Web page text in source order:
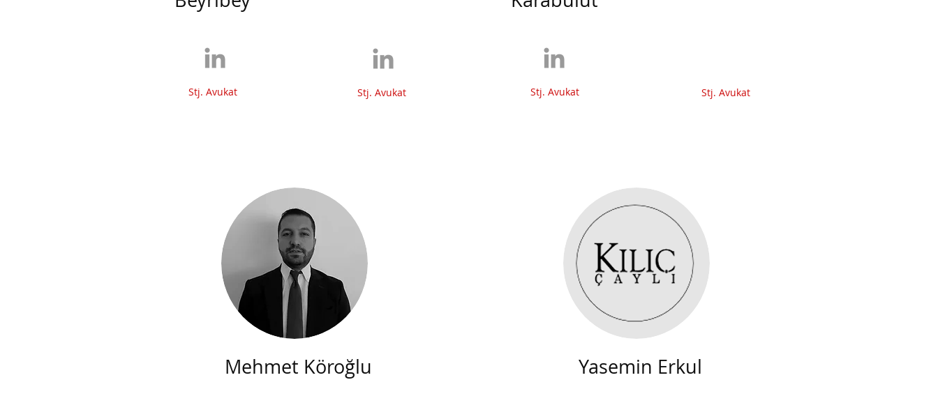
Stj. Avukat Stj. Avukat Stj. Avukat Stj. Avukat
Mehmet Köroğlu Yasemin Erkul